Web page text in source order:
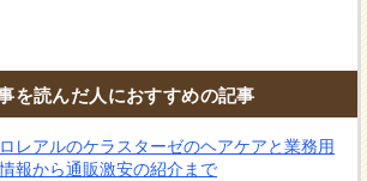
を読んだ人におすすめの記事
ロレアルのケラスターゼのヘアケアと業務用
情報から通販激安の紹介まで